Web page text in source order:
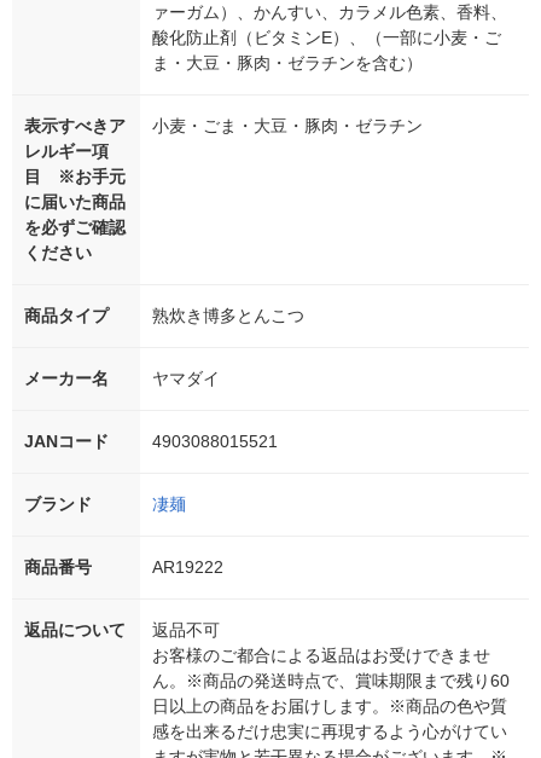
ァーガム）、かんすい、カラメル色素、香料、
酸化防止剤（ビタミンE）、（一部に小麦・ご
ま・大豆・豚肉・ゼラチンを含む）
表示すべきア
レルギー項
目 ※お手元
に届いた商品
を必ずご確認
ください
小麦・ごま・大豆・豚肉・ゼラチン
商品タイプ 熟炊き博多とんこつ
メーカー名 ヤマダイ
JANコード 4903088015521
ブランド 凄麺
商品番号 AR19222
返品について
返品不可
お客様のご都合による返品はお受けできませ
ん。※商品の発送時点で、賞味期限まで残り60
日以上の商品をお届けします。※商品の色や質
感を出来るだけ忠実に再現するよう心がけてい